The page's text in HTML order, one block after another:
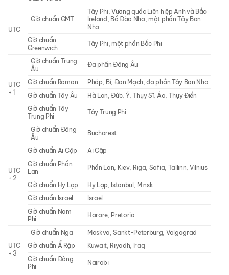
UTC
Giờ chuẩn GMT
Tây Phi, Vương quốc Liên hiệp Anh và Bắc
Ireland, Bồ Đào Nha, một phần Tây Ban
Nha
Giờ chuẩn
Greenwich
Tây Phi, một phần Bắc Phi
UTC
+ 1
Giờ chuẩn Trung
Âu
Đa phần Đông Âu
Giờ chuẩn Roman
Pháp, Bỉ, Đan Mạch, đa phần Tây Ban Nha
Giờ chuẩn Tây Âu
Hà Lan, Đức, Ý, Thụy Sĩ, Áo, Thụy Điển
Giờ chuẩn Tây
Trung Phi
Tây Trung Phi
UTC
+ 2
Giờ chuẩn Đông
Âu
Bucharest
Giờ chuẩn Ai Cập
Ai Cập
Giờ chuẩn Phần
Lan
Phần Lan, Kiev, Riga, Sofia, Tallinn, Vilnius
Giờ chuẩn Hy Lạp
Hy Lạp, Istanbul, Minsk
Giờ chuẩn Israel
Israel
Giờ chuẩn Nam
Phi
Harare, Pretoria
UTC
+ 3
Giờ chuẩn Nga
Moskva, Sankt-Peterburg, Volgograd
Giờ chuẩn Ẩ Rập
Kuwait, Riyadh, Iraq
Giờ chuẩn Đông
Phi
Nairobi